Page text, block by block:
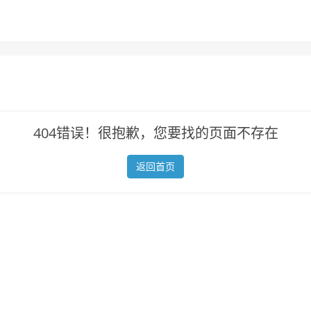
404错误！很抱歉，您要找的页面不存在
返回首页